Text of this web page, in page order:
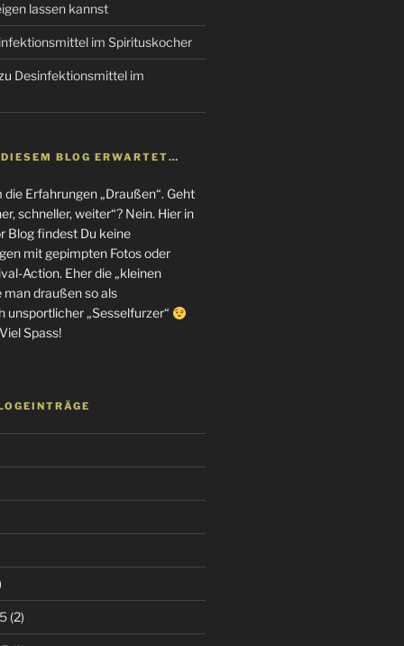
lassen kannst
im Spirituskocher
Desinfektionsmittel im
BLOG ERWARTET…
die Erfahrungen „Draußen“. Geht
schneller, weiter“? Nein. Hier in
Blog findest Du keine
mit gepimpten Fotos oder
Action. Eher die „kleinen
man draußen so als
unsportlicher „Sesselfurzer“
Spass!
(2)